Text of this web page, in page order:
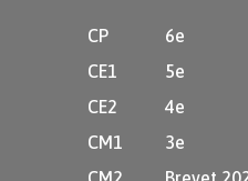
CP
CE1
CE2
CM1
6e
5e
4e
3e